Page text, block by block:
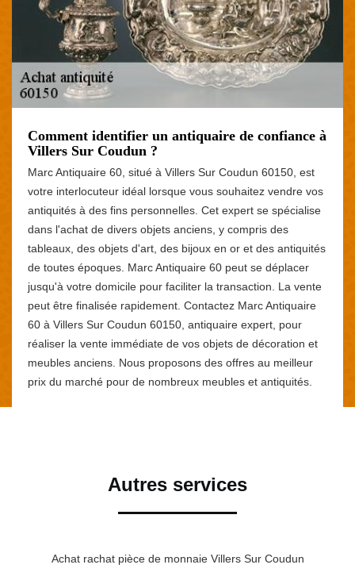
Comment identifier un antiquaire de confiance à
Villers Sur Coudun ?
Marc Antiquaire 60, situé à Villers Sur Coudun 60150, est
votre interlocuteur idéal lorsque vous souhaitez vendre vos
antiquités à des fins personnelles. Cet expert se spécialise
dans l'achat de divers objets anciens, y compris des
tableaux, des objets d'art, des bijoux en or et des antiquités
de toutes époques. Marc Antiquaire 60 peut se déplacer
jusqu'à votre domicile pour faciliter la transaction. La vente
peut être finalisée rapidement. Contactez Marc Antiquaire
60 à Villers Sur Coudun 60150, antiquaire expert, pour
réaliser la vente immédiate de vos objets de décoration et
meubles anciens. Nous proposons des offres au meilleur
prix du marché pour de nombreux meubles et antiquités.
Autres services
Achat rachat pièce de monnaie Villers Sur Coudun